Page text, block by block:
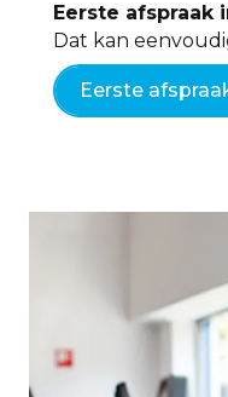
Eerste afspraak
Dat kan
Eerste